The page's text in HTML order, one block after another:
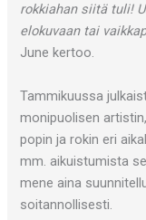
rokkiahan siitä tuli!
elokuvaan tai
June kertoo.
Tammikuussa
monipuolisen
popin ja rokin eri
mm. aikuistumista
mene aina
soitannollisesti.